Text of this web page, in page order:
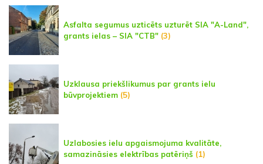
Asfalta segumus uzticēts uzturēt SIA "A-Land",
grants ielas – SIA "CTB" (3)
Uzklausa priekšlikumus par grants ielu
būvprojektiem (5)
Uzlabosies ielu apgaismojuma kvalitāte,
samazināsies elektrības patēriņš (1)